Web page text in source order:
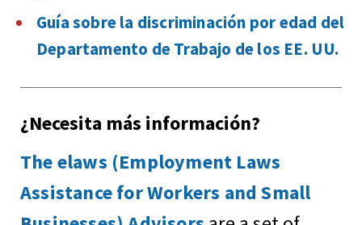
Guía sobre la discriminación por edad del
Departamento de Trabajo de los EE. UU.
¿Necesita más información?
The elaws (Employment Laws
Assistance for Workers and Small